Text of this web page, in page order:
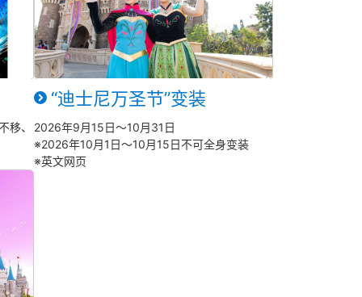
移、
“迪士尼万圣节”变装
2026年9月15日～10月31日
※2026年10月1日～10月15日不可全身变装
※英文网页